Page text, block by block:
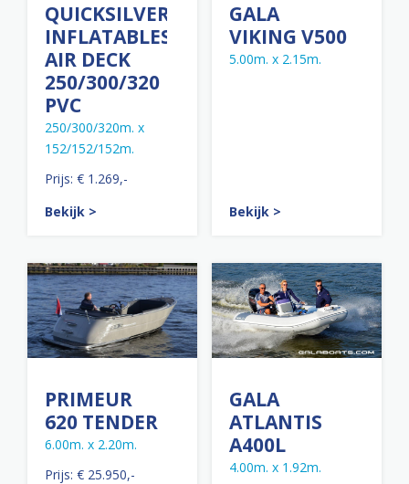
QUICKSILVER
INFLATABLES
AIR DECK
250/300/320
PVC
250/300/320m. x
152/152/152m.
Prijs: € 1.269,-
Bekijk >
GALA
VIKING V500
5.00m. x 2.15m.
Bekijk >
PRIMEUR
620 TENDER
6.00m. x 2.20m.
Prijs: € 25.950,-
GALA
ATLANTIS
A400L
4.00m. x 1.92m.